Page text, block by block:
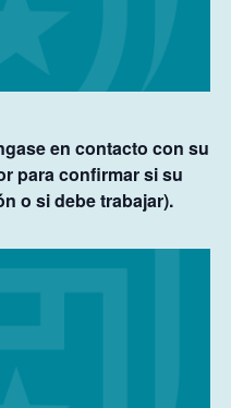
en contacto con su
para confirmar si su
o si debe trabajar).